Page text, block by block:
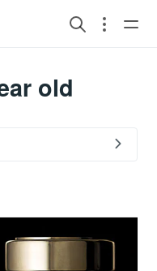
old